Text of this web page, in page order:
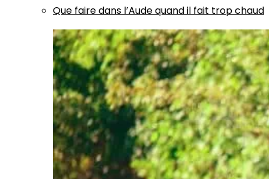
Que faire dans l’Aude quand il fait trop chaud